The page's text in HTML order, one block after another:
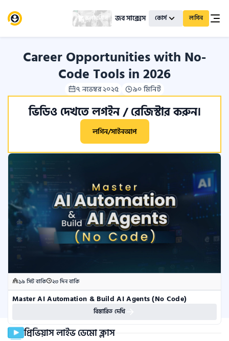
স্কলারশিপ জব সাক্সেস কোর্স লগিন
Career Opportunities with No-
Code Tools in 2026
৭ নভেম্বর ২০২৫ ৯০ মিনিট
ভিডিও দেখতে লগইন / রেজিস্টার করুন।
লগিন/সাইনআপ
১৯ সিট বাকি ২৩ দিন বাকি
Master AI Automation & Build AI Agents (No Code)
বিস্তারিত দেখি
প্রিভিয়াস লাইভ ডেমো ক্লাস